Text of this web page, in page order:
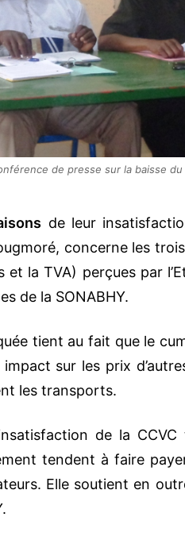
de presse sur la baisse
de leur
concerne les
la TVA) perçues par
de la SONABHY.
tient au fait que le
sur les prix
les transports.
de la
tendent à faire
Elle soutient en